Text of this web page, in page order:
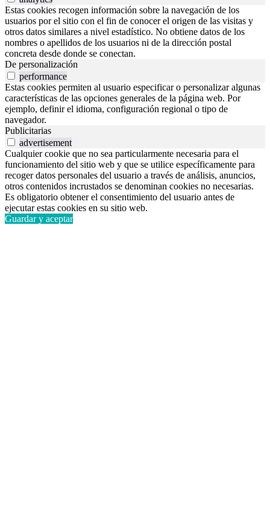
Estas cookies recogen información sobre la navegación de los
usuarios por el sitio con el fin de conocer el origen de las visitas y
otros datos similares a nivel estadístico. No obtiene datos de los
nombres o apellidos de los usuarios ni de la dirección postal
concreta desde donde se conectan.
De personalización
performance
Estas cookies permiten al usuario especificar o personalizar algunas
características de las opciones generales de la página web. Por
ejemplo, definir el idioma, configuración regional o tipo de
navegador.
Publicitarias
advertisement
Cualquier cookie que no sea particularmente necesaria para el
funcionamiento del sitio web y que se utilice específicamente para
recoger datos personales del usuario a través de análisis, anuncios,
otros contenidos incrustados se denominan cookies no necesarias.
Es obligatorio obtener el consentimiento del usuario antes de
ejecutar estas cookies en su sitio web.
Guardar y aceptar